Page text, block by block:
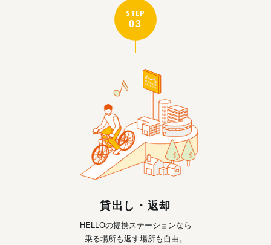
STEP
03
貸出し・返却
HELLOの提携ステーションなら
乗る場所も返す場所も自由。